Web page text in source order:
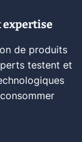
expertise
de produits
testent et